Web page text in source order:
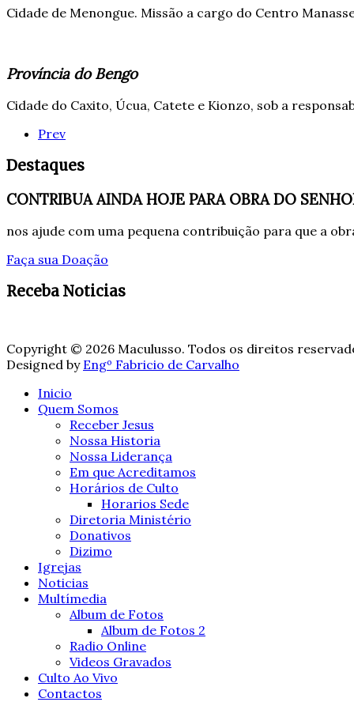
Cidade de Menongue. Missão a cargo do Centro
Província do Bengo
Cidade do Caxito, Úcua, Catete e Kionzo, sob a
Prev
Destaques
CONTRIBUA AINDA HOJE PARA OBRA DO
nos ajude com uma pequena contribuição para que a
Faça sua Doação
Receba Noticias
Copyright © 2026 Maculusso. Todos os direitos
Designed by Engº Fabricio de Carvalho
Inicio
Quem Somos
Receber Jesus
Nossa Historia
Nossa Liderança
Em que Acreditamos
Horários de Culto
Horarios Sede
Diretoria Ministério
Donativos
Dizimo
Igrejas
Noticias
Multímedia
Album de Fotos
Album de Fotos 2
Radio Online
Videos Gravados
Culto Ao Vivo
Contactos